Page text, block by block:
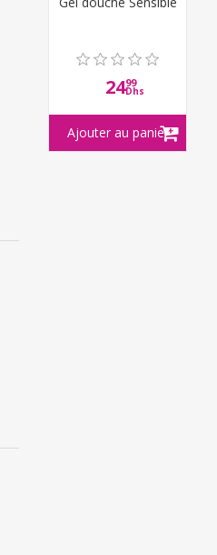
2499
Dhs